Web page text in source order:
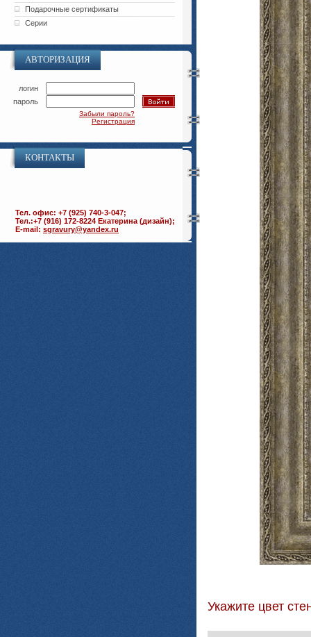
Подарочные сертификаты
Серии
АВТОРИЗАЦИЯ
логин
пароль
Забыли пароль?
Регистрация
КОНТАКТЫ
Тел. офис: +7 (925) 740-3-047;
Тел.:+7 (916) 172-8224 Екатерина (дизайн);
E-mail: sgravury@yandex.ru
Укажите цвет